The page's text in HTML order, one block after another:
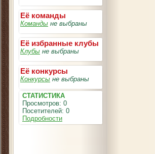
Её команды
Команды не выбраны
Её избранные клубы
Клубы не выбраны
Её конкурсы
Конкурсы не выбраны
СТАТИСТИКА
Просмотров: 0
Посетителей: 0
Подробности